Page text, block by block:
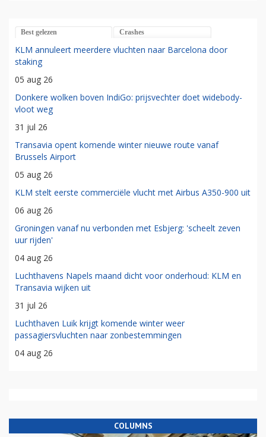
Best gelezen Crashes
KLM annuleert meerdere vluchten naar Barcelona door
staking
05 aug 26
Donkere wolken boven IndiGo: prijsvechter doet widebody-
vloot weg
31 jul 26
Transavia opent komende winter nieuwe route vanaf
Brussels Airport
05 aug 26
KLM stelt eerste commerciële vlucht met Airbus A350-900 uit
06 aug 26
Groningen vanaf nu verbonden met Esbjerg: 'scheelt zeven
uur rijden'
04 aug 26
Luchthavens Napels maand dicht voor onderhoud: KLM en
Transavia wijken uit
31 jul 26
Luchthaven Luik krijgt komende winter weer
passagiersvluchten naar zonbestemmingen
04 aug 26
COLUMNS